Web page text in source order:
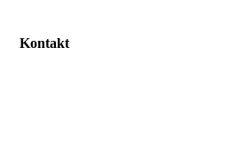
Kontakt